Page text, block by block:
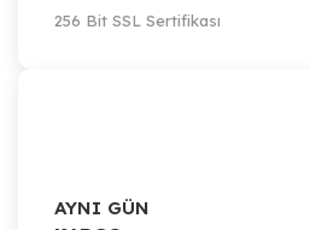
256 Bit SSL Sertifikası
AYNI GÜN